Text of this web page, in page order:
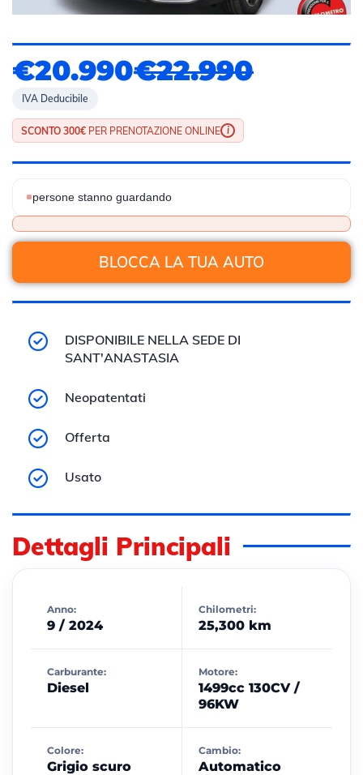
€20.990€22.990
IVA Deducibile
SCONTO 300€ PER PRENOTAZIONE ONLINE i
persone stanno guardando
BLOCCA LA TUA AUTO
DISPONIBILE NELLA SEDE DI
SANT'ANASTASIA
Neopatentati
Offerta
Usato
Dettagli Principali
Anno:
9 / 2024
Chilometri:
25,300 km
Carburante:
Diesel
Motore:
1499cc 130CV /
96KW
Colore:
Grigio scuro
Cambio:
Automatico